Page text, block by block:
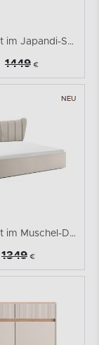
Polsterbett im Japandi-Stil mit Bettkasten 160 cm braun
1449 €
NEU
Polsterbett im Muschel-Design mit Bettkasten 160 cm...
1349 €